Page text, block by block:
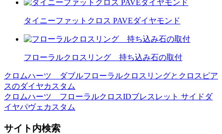
タイニーファットクロス PAVEダイヤモンド
フローラルクロスリング 持ち込み石の取付
投
稿
ナ
ビ
クロムハーツ ダブルフローラルクロスリングとクロスピア
スのダイヤカスタム
クロムハーツ フローラルクロスIDブレスレット サイドダ
イヤパヴェカスタム
サイト内検索